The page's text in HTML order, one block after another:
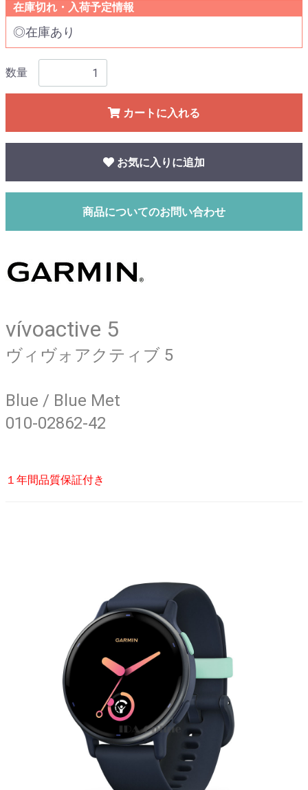
在庫切れ・入荷予定情報
◎在庫あり
数量
カートに入れる
お気に入りに追加
商品についてのお問い合わせ
vívoactive 5
ヴィヴォアクティブ 5
Blue / Blue Met
010-02862-42
１年間品質保証付き